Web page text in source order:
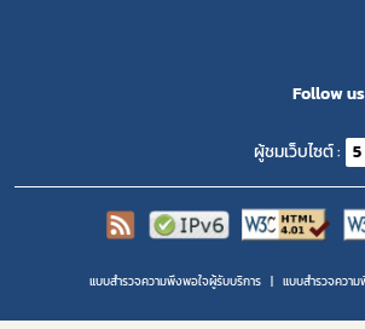
Follow
ผู้ชมเว็บไซต์ : 5
แบบสำรวจความพึงพอใจผู้รับบริการ แบบสำรวจควา